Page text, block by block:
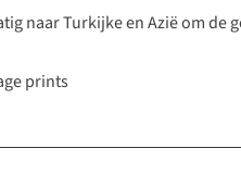
naar Turkijke en Azië om de
prints